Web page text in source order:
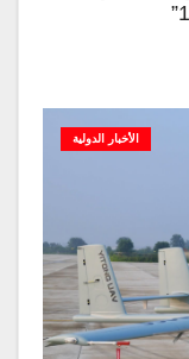
الأخبار الدولية